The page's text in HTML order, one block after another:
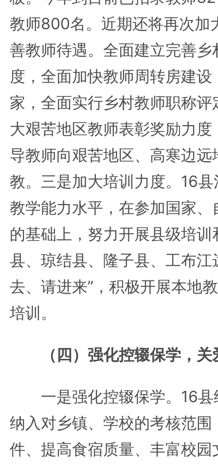
教师800名。近期还将再次加
善教师待遇。全面建立完善
度，全面加快教师周转房建
家，全面实行乡村教师职称
大艰苦地区教师表彰奖励力
导教师向艰苦地区、高寒边
教。三是加大培训力度。16
教学能力水平，在参加国家
的基础上，努力开展县级培
县、琼结县、隆子县、工布江
去、请进来”，积极开展本地
培训。
（四）强化控辍保学，关
一是强化控辍保学。16县
纳入对乡镇、学校的考核范
件、提高食宿质量、丰富校